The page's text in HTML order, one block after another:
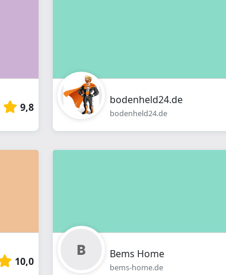
9,8
bodenheld24.de
bodenheld24.de
10,0
Bems Home
bems-home.de